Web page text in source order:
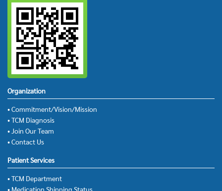
Organization
• Commitment/Vision/Mission
• TCM Diagnosis
• Join Our Team
• Contact Us
Patient Services
• TCM Department
• Medication Shipping Status